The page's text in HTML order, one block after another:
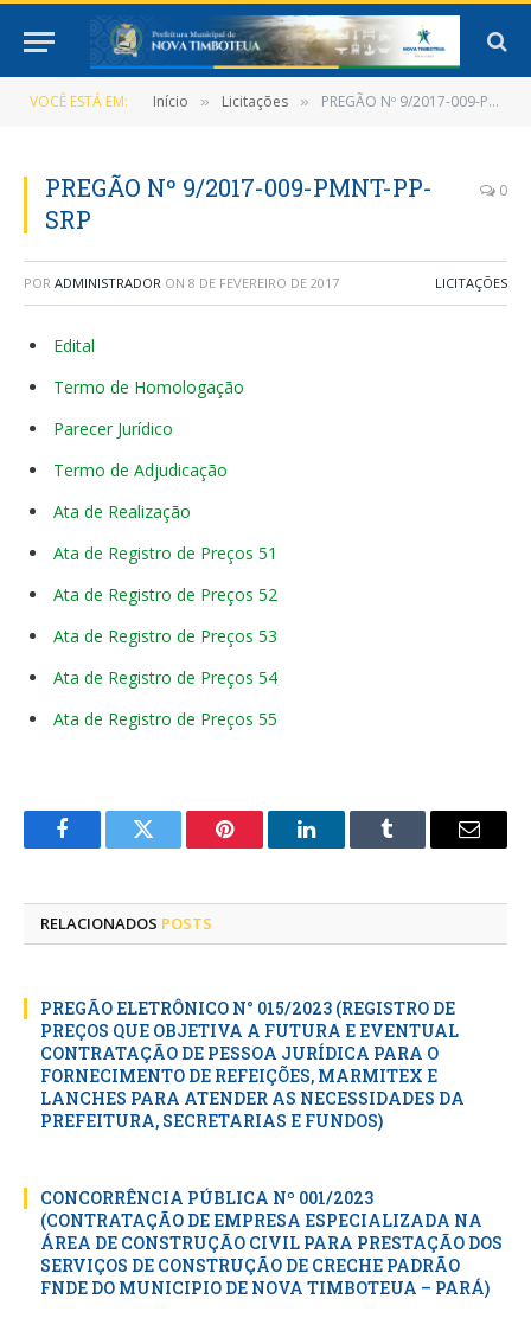
VOCÊ ESTÁ EM: Início » Licitações » PREGÃO Nº 9/2017-009-PMNT-PP-SRP
PREGÃO Nº 9/2017-009-PMNT-PP-
SRP
0
POR ADMINISTRADOR ON 8 DE FEVEREIRO DE 2017 LICITAÇÕES
Edital
Termo de Homologação
Parecer Jurídico
Termo de Adjudicação
Ata de Realização
Ata de Registro de Preços 51
Ata de Registro de Preços 52
Ata de Registro de Preços 53
Ata de Registro de Preços 54
Ata de Registro de Preços 55
FacebookTwitter Pinterest LinkedInTumblr
E-
RELACIONADOS POSTS
PREGÃO ELETRÔNICO N° 015/2023 (REGISTRO DE
PREÇOS QUE OBJETIVA A FUTURA E EVENTUAL
CONTRATAÇÃO DE PESSOA JURÍDICA PARA O
FORNECIMENTO DE REFEIÇÕES, MARMITEX E
LANCHES PARA ATENDER AS NECESSIDADES DA
PREFEITURA, SECRETARIAS E FUNDOS)
CONCORRÊNCIA PÚBLICA Nº 001/2023
(CONTRATAÇÃO DE EMPRESA ESPECIALIZADA NA
ÁREA DE CONSTRUÇÃO CIVIL PARA PRESTAÇÃO DOS
SERVIÇOS DE CONSTRUÇÃO DE CRECHE PADRÃO
FNDE DO MUNICIPIO DE NOVA TIMBOTEUA – PARÁ)